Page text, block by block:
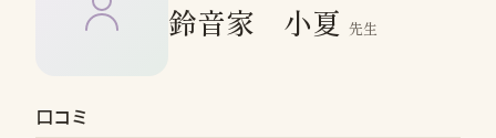
鈴音家 小夏 先生
口コミ